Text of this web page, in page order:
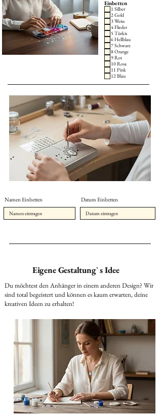
Einbetten
1 Silber
2 Gold
3 Weiss
4 Flieder
5 Türkis
6 Hellblau
7 Schwarz
8 Orange
9 Rot
10 Rosa
11 Pink
12 Blau
Namen Einbetten Datum Einbetten
Eigene Gestaltung` s Idee
Du möchtest den Anhänger in einem anderen Design? Wir
sind total begeistert und können es kaum erwarten, deine
kreativen Ideen zu erhalten!